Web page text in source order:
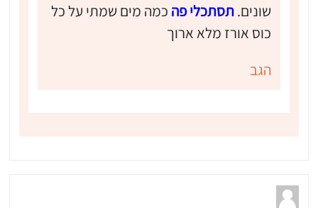
שונים.תסתכלי פה כמה מים שמתי על כל
כוס אורז מלא ארוך
הגב